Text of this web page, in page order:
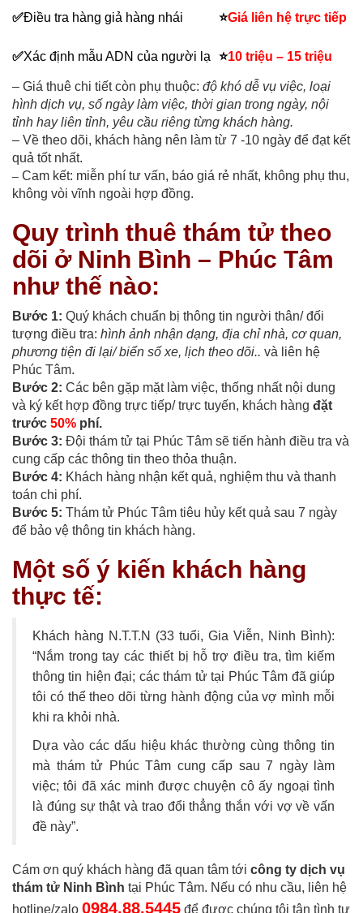
✅Điều tra hàng giả hàng nhái ⭐Giá liên hệ trực tiếp
✅Xác định mẫu ADN của người lạ ⭐10 triệu – 15 triệu
– Giá thuê chi tiết còn phụ thuộc: độ khó dễ vụ việc, loại
hình dịch vụ, số ngày làm việc, thời gian trong ngày, nội
tỉnh hay liên tỉnh, yêu cầu riêng từng khách hàng.
– Về theo dõi, khách hàng nên làm từ 7 -10 ngày để đạt kết
quả tốt nhất.
– Cam kết: miễn phí tư vấn, báo giá rẻ nhất, không phụ thu,
không vòi vĩnh ngoài hợp đồng.
Quy trình thuê thám tử theo
dõi ở Ninh Bình – Phúc Tâm
như thế nào:
Bước 1: Quý khách chuẩn bị thông tin người thân/ đối
tượng điều tra: hình ảnh nhận dạng, địa chỉ nhà, cơ quan,
phương tiện đi lại/ biển số xe, lịch theo dõi.. và liên hệ
Phúc Tâm.
Bước 2: Các bên gặp mặt làm việc, thống nhất nội dung
và ký kết hợp đồng trực tiếp/ trực tuyến, khách hàng đặt
trước 50% phí.
Bước 3: Đội thám tử tại Phúc Tâm sẽ tiến hành điều tra và
cung cấp các thông tin theo thỏa thuận.
Bước 4: Khách hàng nhận kết quả, nghiệm thu và thanh
toán chi phí.
Bước 5: Thám tử Phúc Tâm tiêu hủy kết quả sau 7 ngày
để bảo vệ thông tin khách hàng.
Một số ý kiến khách hàng
thực tế:
Khách hàng N.T.T.N (33 tuổi, Gia Viễn, Ninh Bình):
“Nắm trong tay các thiết bị hỗ trợ điều tra, tìm kiếm
thông tin hiện đại; các thám tử tại Phúc Tâm đã giúp
tôi có thể theo dõi từng hành động của vợ mình mỗi
khi ra khỏi nhà.
Dựa vào các dấu hiệu khác thường cùng thông tin
mà thám tử Phúc Tâm cung cấp sau 7 ngày làm
việc; tôi đã xác minh được chuyện cô ấy ngoại tình
là đúng sự thật và trao đổi thẳng thắn với vợ về vấn
đề này”.
Cám ơn quý khách hàng đã quan tâm tới công ty dịch vụ
thám tử Ninh Bình tại Phúc Tâm. Nếu có nhu cầu, liên hệ
hotline/zalo 0984.88.5445 để được chúng tôi tận tình tư